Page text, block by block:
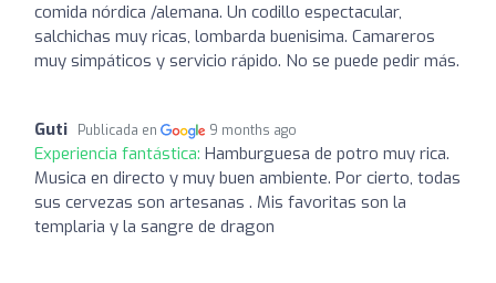
comida nórdica /alemana. Un codillo espectacular,
salchichas muy ricas, lombarda buenisima. Camareros
muy simpáticos y servicio rápido. No se puede pedir más.
Guti Publicada en 9 months ago
Experiencia fantástica: Hamburguesa de potro muy rica.
Musica en directo y muy buen ambiente. Por cierto, todas
sus cervezas son artesanas . Mis favoritas son la
templaria y la sangre de dragon